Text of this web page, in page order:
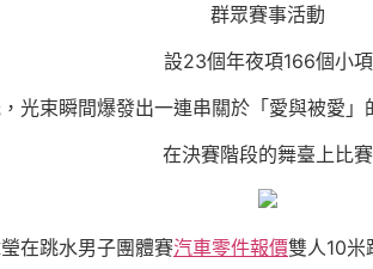
群眾賽事活動
設23個年夜項166個小項
光束瞬間爆發出一連串關於「愛與被愛
在決賽階段的舞臺上比賽
在跳水男子團體賽汽車零件報價雙人10米